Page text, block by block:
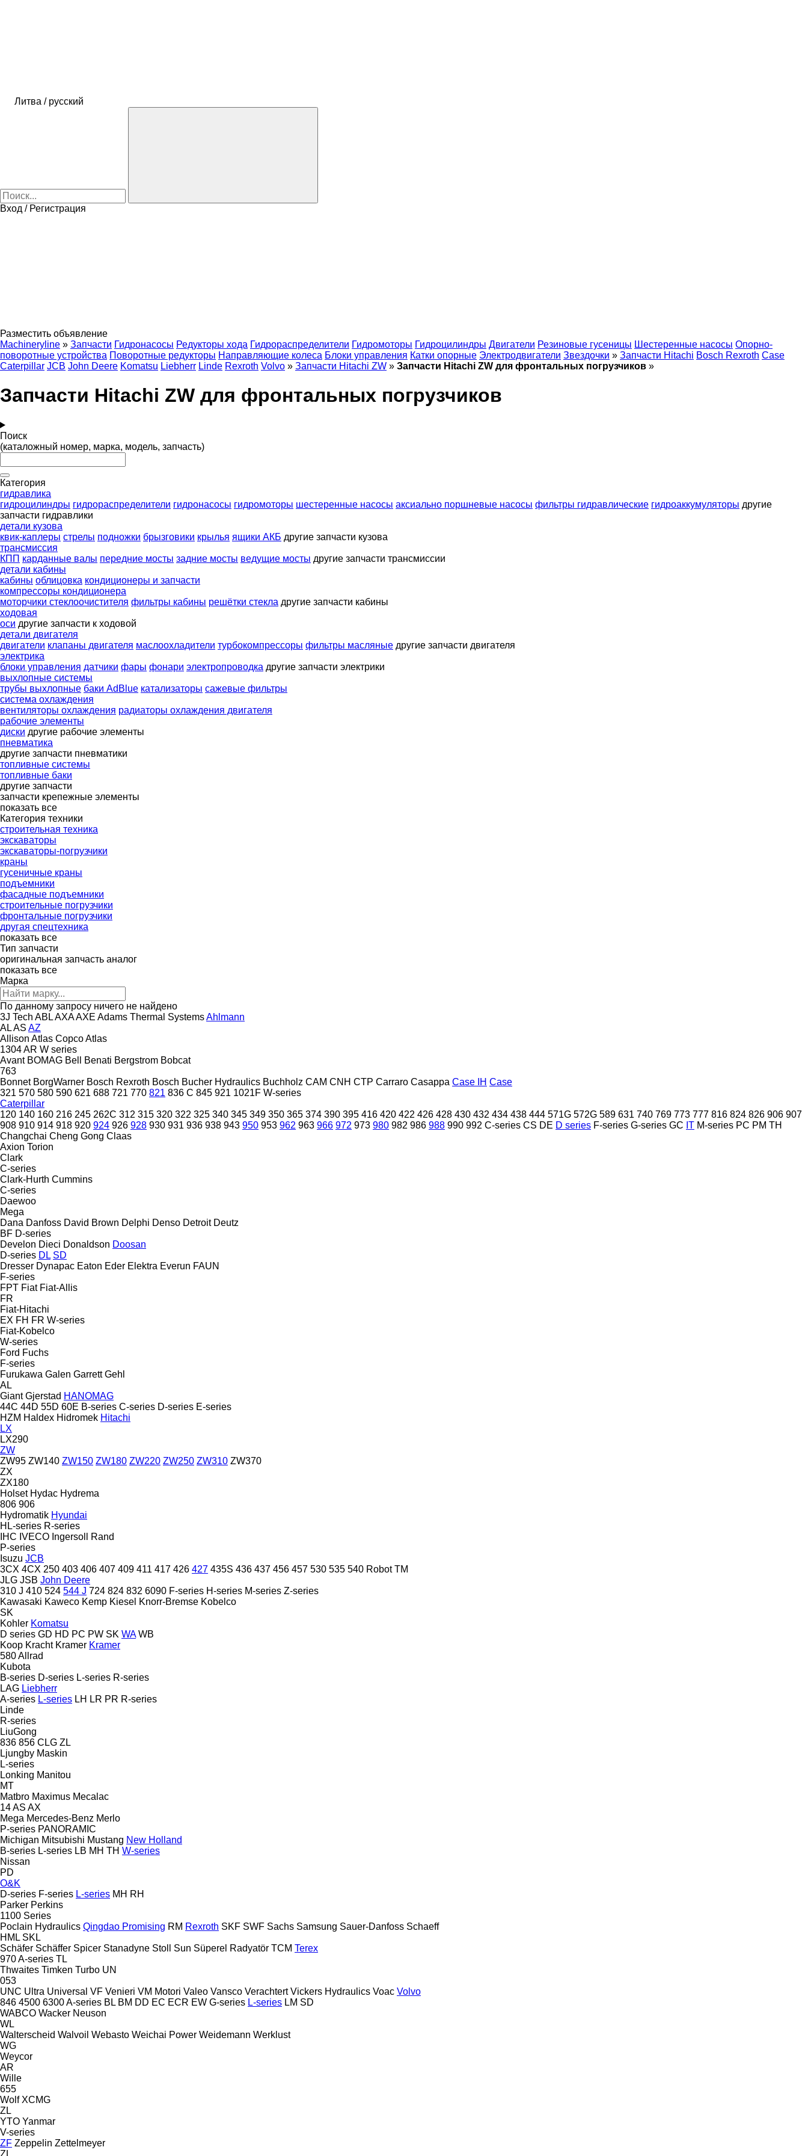
Литва / русский
Вход / Регистрация
Разместить объявление
Machineryline » Запчасти Гидронасосы Редукторы хода Гидрораспределители Гидромоторы Гидроцилиндры Двигатели Резиновые гусеницы Шестеренные насосы Опорно-
поворотные устройства Поворотные редукторы Направляющие колеса Блоки управления Катки опорные Электродвигатели Звездочки » Запчасти Hitachi Bosch Rexroth Case
Caterpillar JCB John Deere Komatsu Liebherr Linde Rexroth Volvo » Запчасти Hitachi ZW » Запчасти Hitachi ZW для фронтальных погрузчиков »
Запчасти Hitachi ZW для фронтальных погрузчиков
Поиск
(каталожный номер, марка, модель, запчасть)
Категория
гидравлика
гидроцилиндры гидрораспределители гидронасосы гидромоторы шестеренные насосы аксиально поршневые насосы фильтры гидравлические гидроаккумуляторы другие
запчасти гидравлики
детали кузова
квик-каплеры стрелы подножки брызговики крылья ящики АКБ другие запчасти кузова
трансмиссия
КПП карданные валы передние мосты задние мосты ведущие мосты другие запчасти трансмиссии
детали кабины
кабины облицовка кондиционеры и запчасти
компрессоры кондиционера
моторчики стеклоочистителя фильтры кабины решётки стекла другие запчасти кабины
ходовая
оси другие запчасти к ходовой
детали двигателя
двигатели клапаны двигателя маслоохладители турбокомпрессоры фильтры масляные другие запчасти двигателя
электрика
блоки управления датчики фары фонари электропроводка другие запчасти электрики
выхлопные системы
трубы выхлопные баки AdBlue катализаторы сажевые фильтры
система охлаждения
вентиляторы охлаждения радиаторы охлаждения двигателя
рабочие элементы
диски другие рабочие элементы
пневматика
другие запчасти пневматики
топливные системы
топливные баки
другие запчасти
запчасти крепежные элементы
показать все
Категория техники
строительная техника
экскаваторы
экскаваторы-погрузчики
краны
гусеничные краны
подъемники
фасадные подъемники
строительные погрузчики
фронтальные погрузчики
другая спецтехника
показать все
Тип запчасти
оригинальная запчасть аналог
показать все
Марка
По данному запросу ничего не найдено
3J Tech ABLAXAAXE Adams Thermal SystemsAhlmann
ALAS AZ
Allison Atlas CopcoAtlas
1304AR W series
Avant BOMAG Bell Benati Bergstrom Bobcat
763
Bonnet BorgWarner Bosch Rexroth Bosch Bucher Hydraulics Buchholz CAM CNH CTP Carraro Casappa Case IH Case
321 570 580 590 621 688 721 770 821 836 C 845 921 1021F W-series
Caterpillar
120 140 160 216 245 262C 312 315 320 322 325 340 345 349 350 365 374 390 395 416 420 422 426 428 430 432 434 438 444 571G 572G 589 631 740 769 773 777 816 824 826 906 907
908 910 914 918 920 924 926 928 930 931 936 938 943 950 953 962 963 966 972 973 980 982 986 988 990 992 C-series CS DE D series F-series G-series GC IT M-series PC PM TH
Changchai Cheng Gong Claas
Axion Torion
Clark
C-series
Clark-Hurth Cummins
C-series
Daewoo
Mega
Dana Danfoss David Brown Delphi Denso Detroit Deutz
BF D-series
Develon Dieci Donaldson Doosan
D-series DL SD
Dresser Dynapac Eaton Eder Elektra Everun FAUN
F-series
FPT Fiat Fiat-Allis
FR
Fiat-Hitachi
EX FH FR W-series
Fiat-Kobelco
W-series
Ford Fuchs
F-series
Furukawa Galen Garrett Gehl
AL
Giant Gjerstad HANOMAG
44C 44D 55D 60E B-series C-series D-series E-series
HZM Haldex Hidromek Hitachi
LX
LX290
ZW
ZW95 ZW140 ZW150 ZW180 ZW220 ZW250 ZW310 ZW370
ZX
ZX180
Holset Hydac Hydrema
806 906
Hydromatik Hyundai
HL-series R-series
IHC IVECO Ingersoll Rand
P-series
Isuzu JCB
3CX 4CX 250 403 406 407 409 411 417 426 427 435S 436 437 456 457 530 535 540 Robot TM
JLG JSB John Deere
310 J 410 524 544 J 724 824 832 6090 F-series H-series M-series Z-series
Kawasaki Kaweco Kemp Kiesel Knorr-Bremse Kobelco
SK
Kohler Komatsu
D series GD HD PC PW SK WA WB
Koop Kracht Kramer Kramer
580Allrad
Kubota
B-series D-series L-series R-series
LAG Liebherr
A-series L-series LH LR PR R-series
Linde
R-series
LiuGong
836 856 CLG ZL
Ljungby Maskin
L-series
Lonking Manitou
MT
Matbro Maximus Mecalac
14AS AX
Mega Mercedes-Benz Merlo
P-series PANORAMIC
Michigan Mitsubishi Mustang New Holland
B-series L-series LB MH TH W-series
Nissan
PD
O&K
D-series F-series L-series MH RH
Parker Perkins
1100 Series
Poclain Hydraulics Qingdao Promising RM Rexroth SKF SWF Sachs Samsung Sauer-Danfoss Schaeff
HML SKL
Schäfer Schäffer Spicer Stanadyne Stoll Sun Süperel Radyatör TCM Terex
970A-series TL
Thwaites Timken Turbo UN
053
UNC Ultra Universal VF Venieri VM Motori Valeo Vansco Verachtert Vickers Hydraulics Voac Volvo
846 4500 6300A-series BL BM DD EC ECR EW G-series L-series LM SD
WABCO Wacker Neuson
WL
Walterscheid Walvoil Webasto Weichai Power Weidemann Werklust
WG
Weycor
AR
Wille
655
Wolf XCMG
ZL
YTO Yanmar
V-series
ZF Zeppelin Zettelmeyer
ZL